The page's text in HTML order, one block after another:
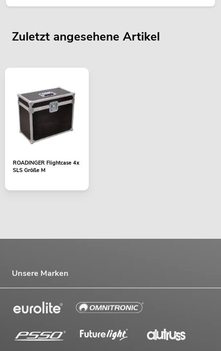
Zuletzt angesehene Artikel
ROADINGER Flightcase 4x
SLS Größe M
Unsere Marken